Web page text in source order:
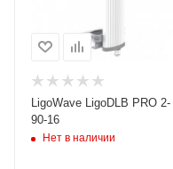
LigoWave LigoDLB PRO 2-
90-16
Нет в наличии